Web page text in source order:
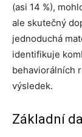
(asi 14 %),
ale skutečný
jednoduchá
identifikuje
behaviorálních
výsledek.
Základní